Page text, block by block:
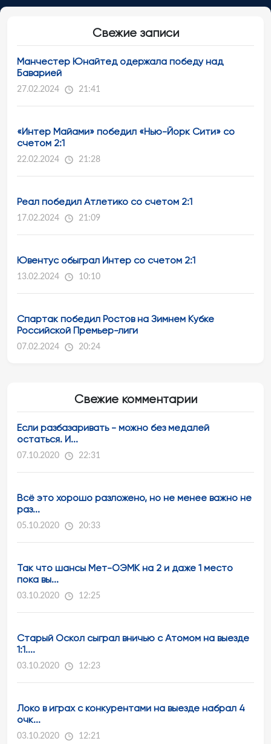
Свежие записи
Манчестер Юнайтед одержала победу над
Баварией
27.02.2024 21:41
«Интер Майами» победил «Нью-Йорк Сити» со
счетом 2:1
22.02.2024 21:28
Реал победил Атлетико со счетом 2:1
17.02.2024 21:09
Ювентус обыграл Интер со счетом 2:1
13.02.2024 10:10
Спартак победил Ростов на Зимнем Кубке
Российской Премьер-лиги
07.02.2024 20:24
Свежие комментарии
Если разбазаривать - можно без медалей
остаться. И...
07.10.2020 22:31
Всё это хорошо разложено, но не менее важно не
раз...
05.10.2020 20:33
Так что шансы Мет-ОЭМК на 2 и даже 1 место
пока вы...
03.10.2020 12:25
Старый Оскол сыграл вничью с Атомом на выезде
1:1....
03.10.2020 12:23
Локо в играх с конкурентами на выезде набрал 4
очк...
03.10.2020 12:21